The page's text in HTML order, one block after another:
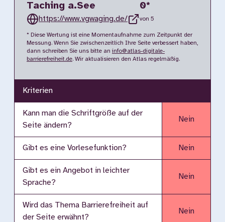
Taching a.See
https://www.vgwaging.de/
0*
von 5
* Diese Wertung ist eine Momentaufnahme zum Zeitpunkt der
Messung. Wenn Sie zwischenzeitlich Ihre Seite verbessert haben,
dann schreiben Sie uns bitte an info@atlas-digitale-
barrierefreiheit.de. Wir aktualisieren den Atlas regelmäßig.
Kriterien
Kann man die Schriftgröße auf der
Seite ändern?
Nein
Gibt es eine Vorlesefunktion? Nein
Gibt es ein Angebot in leichter
Sprache?
Nein
Wird das Thema Barrierefreiheit auf
der Seite erwähnt?
Nein